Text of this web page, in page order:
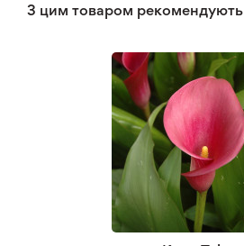
З цим товаром рекомендують